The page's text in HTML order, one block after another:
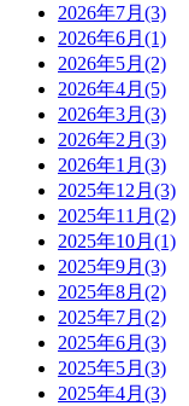
2026年7月(3)
2026年6月(1)
2026年5月(2)
2026年4月(5)
2026年3月(3)
2026年2月(3)
2026年1月(3)
2025年12月(3)
2025年11月(2)
2025年10月(1)
2025年9月(3)
2025年8月(2)
2025年7月(2)
2025年6月(3)
2025年5月(3)
2025年4月(3)